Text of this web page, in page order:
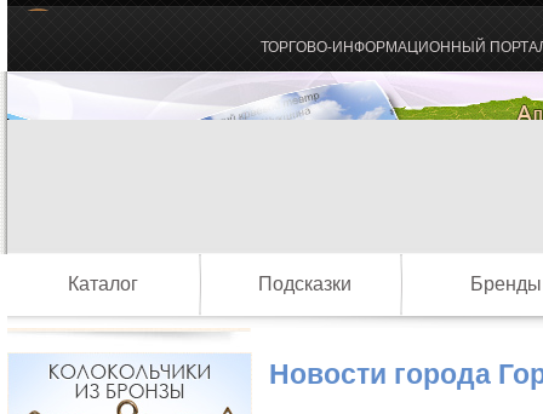
ТОРГОВО-ИНФОРМАЦИОННЫЙ
Каталог Подсказки Бренды
Новости города